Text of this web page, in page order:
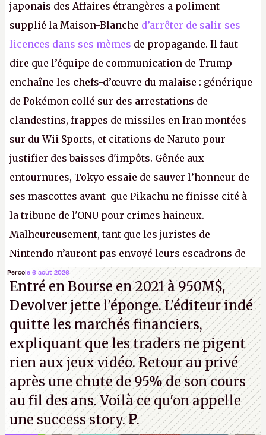
japonais des Affaires étrangères a poliment
supplié la Maison-Blanche d’arrêter de salir ses
licences dans ses mèmes de propagande. Il faut
dire que l’équipe de communication de Trump
enchaîne les chefs-d’œuvre du malaise : générique
de Pokémon collé sur des arrestations de
clandestins, frappes de missiles en Iran montées
sur du Wii Sports, et citations de Naruto pour
justifier des baisses d'impôts. Gênée aux
entournures, Tokyo essaie de sauver l’honneur de
ses mascottes avant que Pikachu ne finisse cité à
la tribune de l'ONU pour crimes haineux.
Malheureusement, tant que les juristes de
Nintendo n’auront pas envoyé leurs escadrons de
la mort judiciaires pour distribuer du copyright
strike à tour de bras, l'Oncle Sam continuera
d'étaler sa confiture intellectuelle sur vos
souvenirs d'enfance.P.
Percole 6 août 2026
Entré en Bourse en 2021 à 950M$,
Devolver jette l'éponge. L'éditeur indé
quitte les marchés financiers,
expliquant que les traders ne pigent
rien aux jeux vidéo. Retour au privé
après une chute de 95% de son cours
au fil des ans. Voilà ce qu'on appelle
une success story.P.